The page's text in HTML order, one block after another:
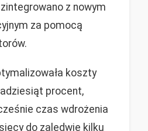
z nowym
za pomocą
koszty
procent,
czas wdrożenia
do zaledwie kilku